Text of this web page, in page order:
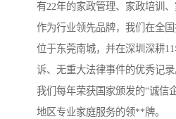
有22年的家政管理、家政培训、
作为行业领先品牌，我们在全
位于东莞南城，并在深圳深耕
诉、无重大法律事件的优秀记录
我们每年荣获国家颁发的“诚信
地区专业家庭服务的领**牌。